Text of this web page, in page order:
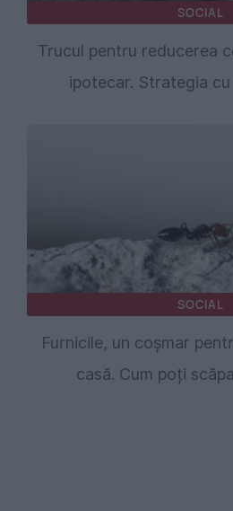
SOCIAL
Trucul pentru reducerea
ipotecar. Strategia
SOCIAL
Furnicile, un coșmar
casă. Cum poți